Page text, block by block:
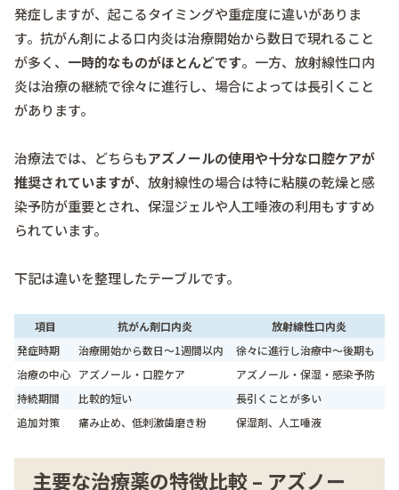
発症しますが、起こるタイミングや重症度に違いがありま
す。抗がん剤による口内炎は治療開始から数日で現れること
が多く、 一時的なものがほとんどです。一方、放射線性口内
炎は治療の継続で徐々に進行し、場合によっては長引くこと
があります。
治療法では、どちらもアズノールの使用や十分な口腔ケアが
推奨されていますが、放射線性の場合は特に粘膜の乾燥と感
染予防が重要とされ、保湿ジェルや人工唾液の利用もすすめ
られています。
下記は違いを整理したテーブルです。
項目 抗がん剤口内炎
放射線性口内炎
発症時期
治療開始から数日〜1週間以内
徐々に進行し治療中〜後期も
治療の中心 アズノール・口腔ケア
アズノール・保湿・感染予防
持続期間
比較的短い
長引くことが多い
追加対策
痛み止め、低刺激歯磨き粉 保湿剤、人工唾液
主要な治療薬の特徴比較 – アズノー